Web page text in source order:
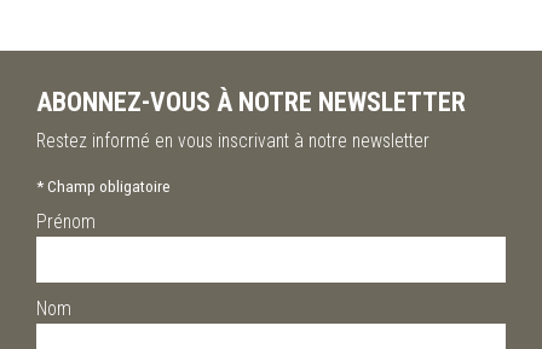
ABONNEZ-VOUS À NOTRE NEWSLETTER
Restez informé en vous inscrivant à notre newsletter
*Champ obligatoire
Prénom
Nom